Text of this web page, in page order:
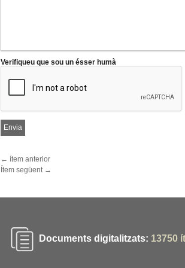
Verifiqueu que sou un ésser humà
← ítem anterior
Ítem següent →
Documents digitalitzats: 13750